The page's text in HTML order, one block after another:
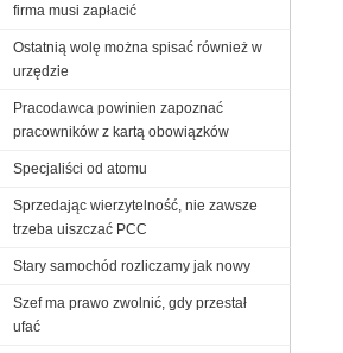
firma musi zapłacić
Ostatnią wolę można spisać również w
urzędzie
Pracodawca powinien zapoznać
pracowników z kartą obowiązków
Specjaliści od atomu
Sprzedając wierzytelność, nie zawsze
trzeba uiszczać PCC
Stary samochód rozliczamy jak nowy
Szef ma prawo zwolnić, gdy przestał
ufać